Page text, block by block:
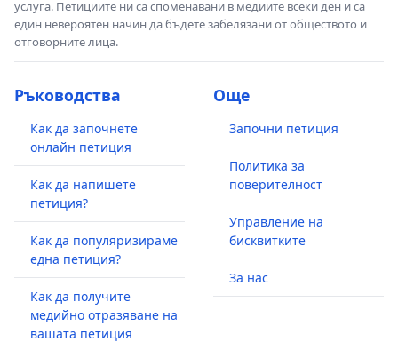
услуга. Петициите ни са споменавани в медиите всеки ден и са
един невероятен начин да бъдете забелязани от обществото и
отговорните лица.
Ръководства
Как да започнете
онлайн петиция
Как да напишете
петиция?
Как да популяризираме
една петиция?
Как да получите
медийно отразяване на
вашата петиция
Още
Започни петиция
Политика за
поверителност
Управление на
бисквитките
За нас